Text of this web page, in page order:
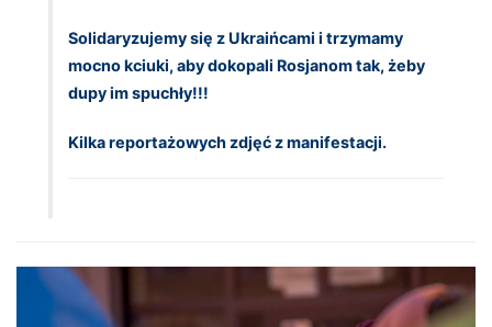
Solidaryzujemy się z Ukraińcami i trzymamy
mocno kciuki, aby dokopali Rosjanom tak, żeby
dupy im spuchły!!!
Kilka reportażowych zdjęć z manifestacji.